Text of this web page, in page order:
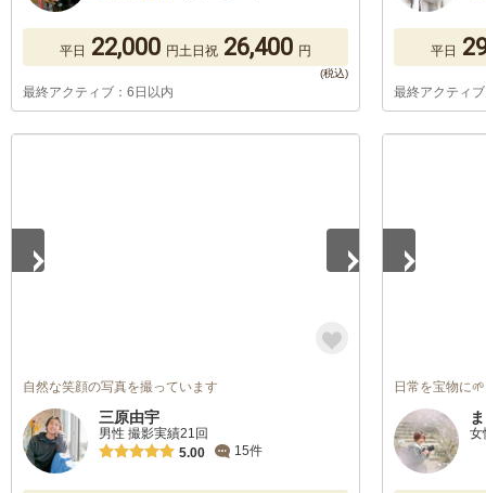
平日 22,000 円土日祝 26,400 円
最終アクティブ：6日以内
平日
最終アクティ
自然な笑顔の写真を撮っています
三原由宇
男性 撮影実績21回
5.00
15件
日常を宝物に🌱
女